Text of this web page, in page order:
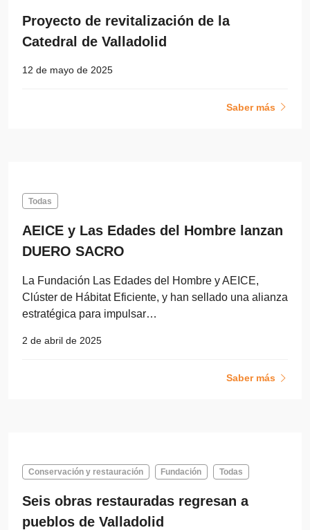
Proyecto de revitalización de la
Catedral de Valladolid
12 de mayo de 2025
Saber más
Todas
AEICE y Las Edades del Hombre lanzan
DUERO SACRO
La Fundación Las Edades del Hombre y AEICE,
Clúster de Hábitat Eficiente, y han sellado una alianza
estratégica para impulsar…
2 de abril de 2025
Saber más
Conservación y restauración Fundación Todas
Seis obras restauradas regresan a
pueblos de Valladolid